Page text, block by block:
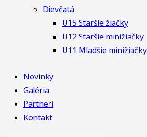
Dievčatá
U15 Staršie žiačky
U12 Staršie minižiačky
U11 Mladšie minižiačky
Novinky
Galéria
Partneri
Kontakt